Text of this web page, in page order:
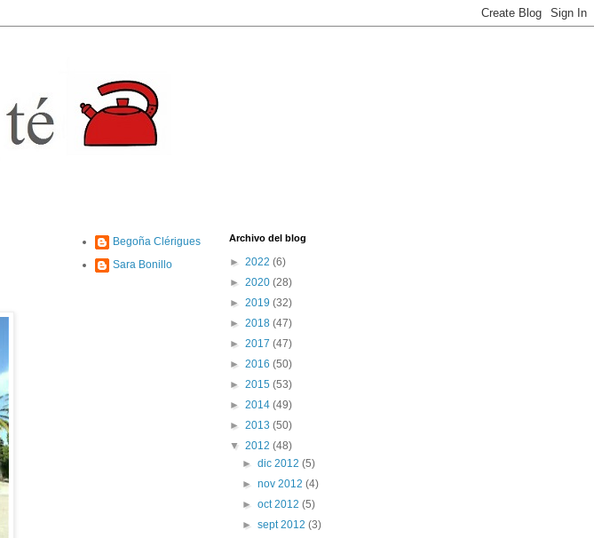
Begoña Clérigues
Sara Bonillo
Archivo del blog
► 2022 (6)
► 2020 (28)
► 2019 (32)
► 2018 (47)
► 2017 (47)
► 2016 (50)
► 2015 (53)
► 2014 (49)
► 2013 (50)
▼ 2012 (48)
►dic 2012(5)
►nov 2012(4)
►oct 2012(5)
►sept 2012(3)